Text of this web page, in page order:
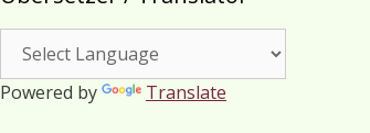
Powered by Translate